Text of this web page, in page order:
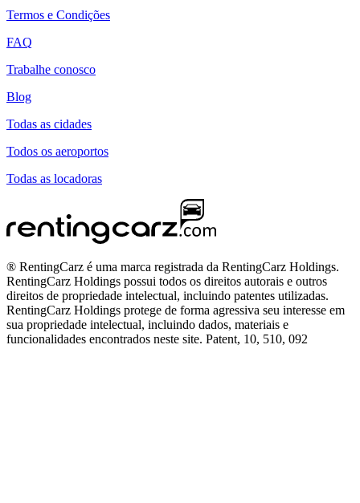
Termos e Condições
FAQ
Trabalhe conosco
Blog
Todas as cidades
Todos os aeroportos
Todas as locadoras
® RentingCarz é uma marca registrada da RentingCarz Holdings.
RentingCarz Holdings possui todos os direitos autorais e outros
direitos de propriedade intelectual, incluindo patentes utilizadas.
RentingCarz Holdings protege de forma agressiva seu interesse em
sua propriedade intelectual, incluindo dados, materiais e
funcionalidades encontrados neste site. Patent, 10, 510, 092